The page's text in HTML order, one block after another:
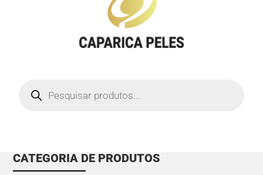
search
CATEGORIA DE PRODUTOS